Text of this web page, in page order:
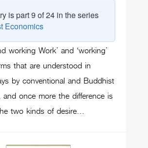
is part 9 of 24 in the series
Economics
working Work’ and ‘working’
that are understood in
by conventional and Buddhist
and once more the difference is
two kinds of desire…